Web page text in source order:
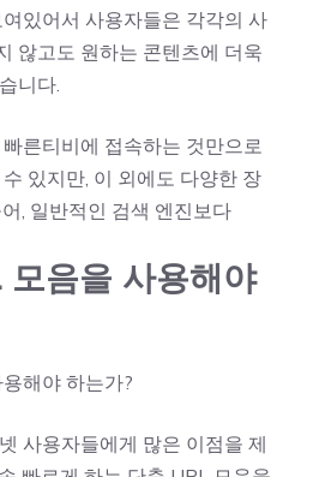
있어서 사용자들은 각각의 사
않고도 원하는 콘텐츠에 더욱
니다.
른티비에 접속하는 것만으로
있지만, 이 외에도 다양한 장
, 일반적인 검색 엔진보다
음을 사용해야
해야 하는가?
사용자들에게 많은 이점을 제